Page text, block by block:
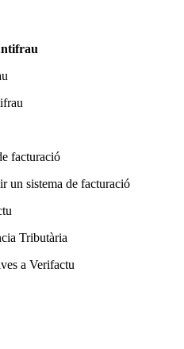
facturació
un sistema de facturació
Tributària
a Verifactu